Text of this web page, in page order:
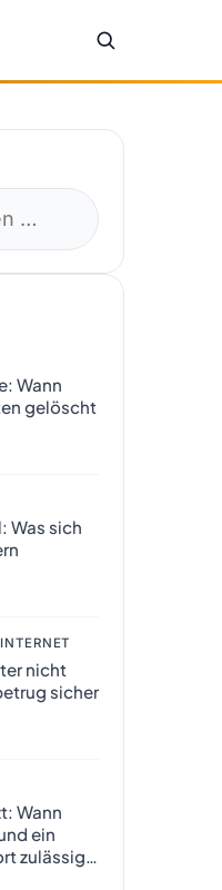
Wann
gelöscht
Was sich
nicht
sicher
Wann
ein
zulässig